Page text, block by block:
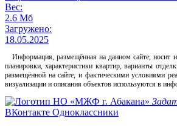
Вес:
2.6 Мб
Загружено:
18.05.2025
Информация, размещённая на данном сайте, носит
планировки, характеристики квартир, варианты
размещённой на сайте, и фактическими условиями
визуализации и описания объектов используются в
ВКонтакте Одноклассники